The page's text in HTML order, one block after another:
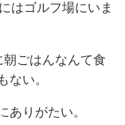
はゴルフ場にいま
ごはんなんて食
ない。
ありがたい。